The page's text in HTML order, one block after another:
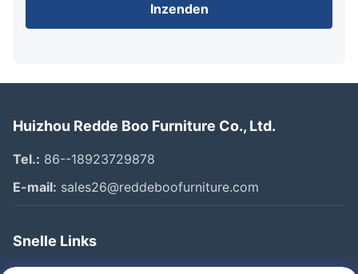
Inzenden
Huizhou Redde Boo Furniture Co., Ltd.
Tel.: 86--18923729878
E-mail: sales26@reddeboofurniture.com
Snelle Links